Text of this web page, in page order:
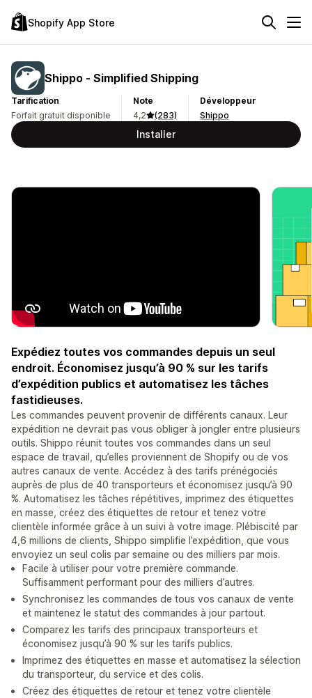
Shopify App Store
Shippo ‑ Simplified Shipping
Tarification
Forfait gratuit disponible
Note
4,2
(283)
Développeur
Shippo
Installer
Expédiez toutes vos commandes depuis un seul
endroit. Économisez jusqu’à 90 % sur les tarifs
d’expédition publics et automatisez les tâches
fastidieuses.
Les commandes peuvent provenir de différents canaux. Leur
expédition ne devrait pas vous obliger à jongler entre plusieurs
outils. Shippo réunit toutes vos commandes dans un seul
espace de travail, qu’elles proviennent de Shopify ou de vos
autres canaux de vente. Accédez à des tarifs prénégociés
auprès de plus de 40 transporteurs et économisez jusqu’à 90
%. Automatisez les tâches répétitives, imprimez des étiquettes
en masse, créez des étiquettes de retour et tenez votre
clientèle informée grâce à un suivi à votre image. Plébiscité par
4,6 millions de clients, Shippo simplifie l’expédition, que vous
envoyiez un seul colis par semaine ou des milliers par mois.
Facile à utiliser pour votre première commande.
Suffisamment performant pour des milliers d’autres.
Synchronisez les commandes de tous vos canaux de vente
et maintenez le statut des commandes à jour partout.
Comparez les tarifs des principaux transporteurs et
économisez jusqu’à 90 % sur les tarifs publics.
Imprimez des étiquettes en masse et automatisez la sélection
du transporteur, du service et des colis.
Créez des étiquettes de retour et tenez votre clientèle